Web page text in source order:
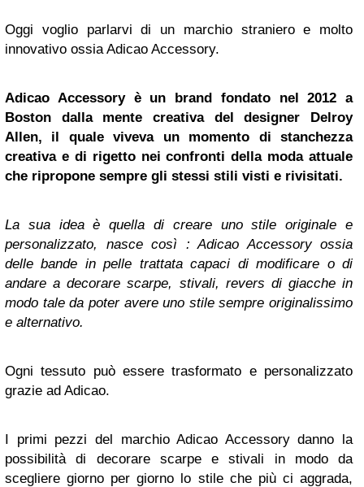
Oggi voglio parlarvi di un marchio straniero e molto
innovativo ossia Adicao Accessory.
Adicao Accessory è un brand fondato nel 2012 a
Boston dalla mente creativa del designer Delroy
Allen, il quale viveva un momento di stanchezza
creativa e di rigetto nei confronti della moda attuale
che ripropone sempre gli stessi stili visti e rivisitati.
La sua idea è quella di creare uno stile originale e
personalizzato, nasce così : Adicao Accessory ossia
delle bande in pelle trattata capaci di modificare o di
andare a decorare scarpe, stivali, revers di giacche in
modo tale da poter avere uno stile sempre originalissimo
e alternativo.
Ogni tessuto può essere trasformato e personalizzato
grazie ad Adicao.
I primi pezzi del marchio Adicao Accessory danno la
possibilità di decorare scarpe e stivali in modo da
scegliere giorno per giorno lo stile che più ci aggrada,